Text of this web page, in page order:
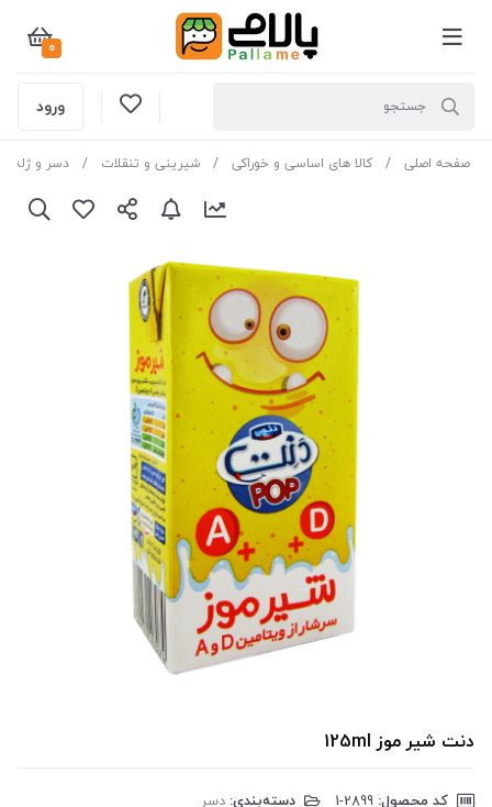
0
ورود
صفحه اصلی کالا های اساسی و خوراکی شیرینی و تنقلات دسر و ژله
دنت شیر موز 125ml
کد محصول: دسته‌بندی: دسر